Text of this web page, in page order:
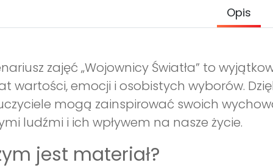
Opis
zajęć „Wojownicy Światła” to
wartości, emocji i osobistych wyborów.
mogą zainspirować swoich
ludźmi i ich wpływem na nasze życie.
jest materiał?